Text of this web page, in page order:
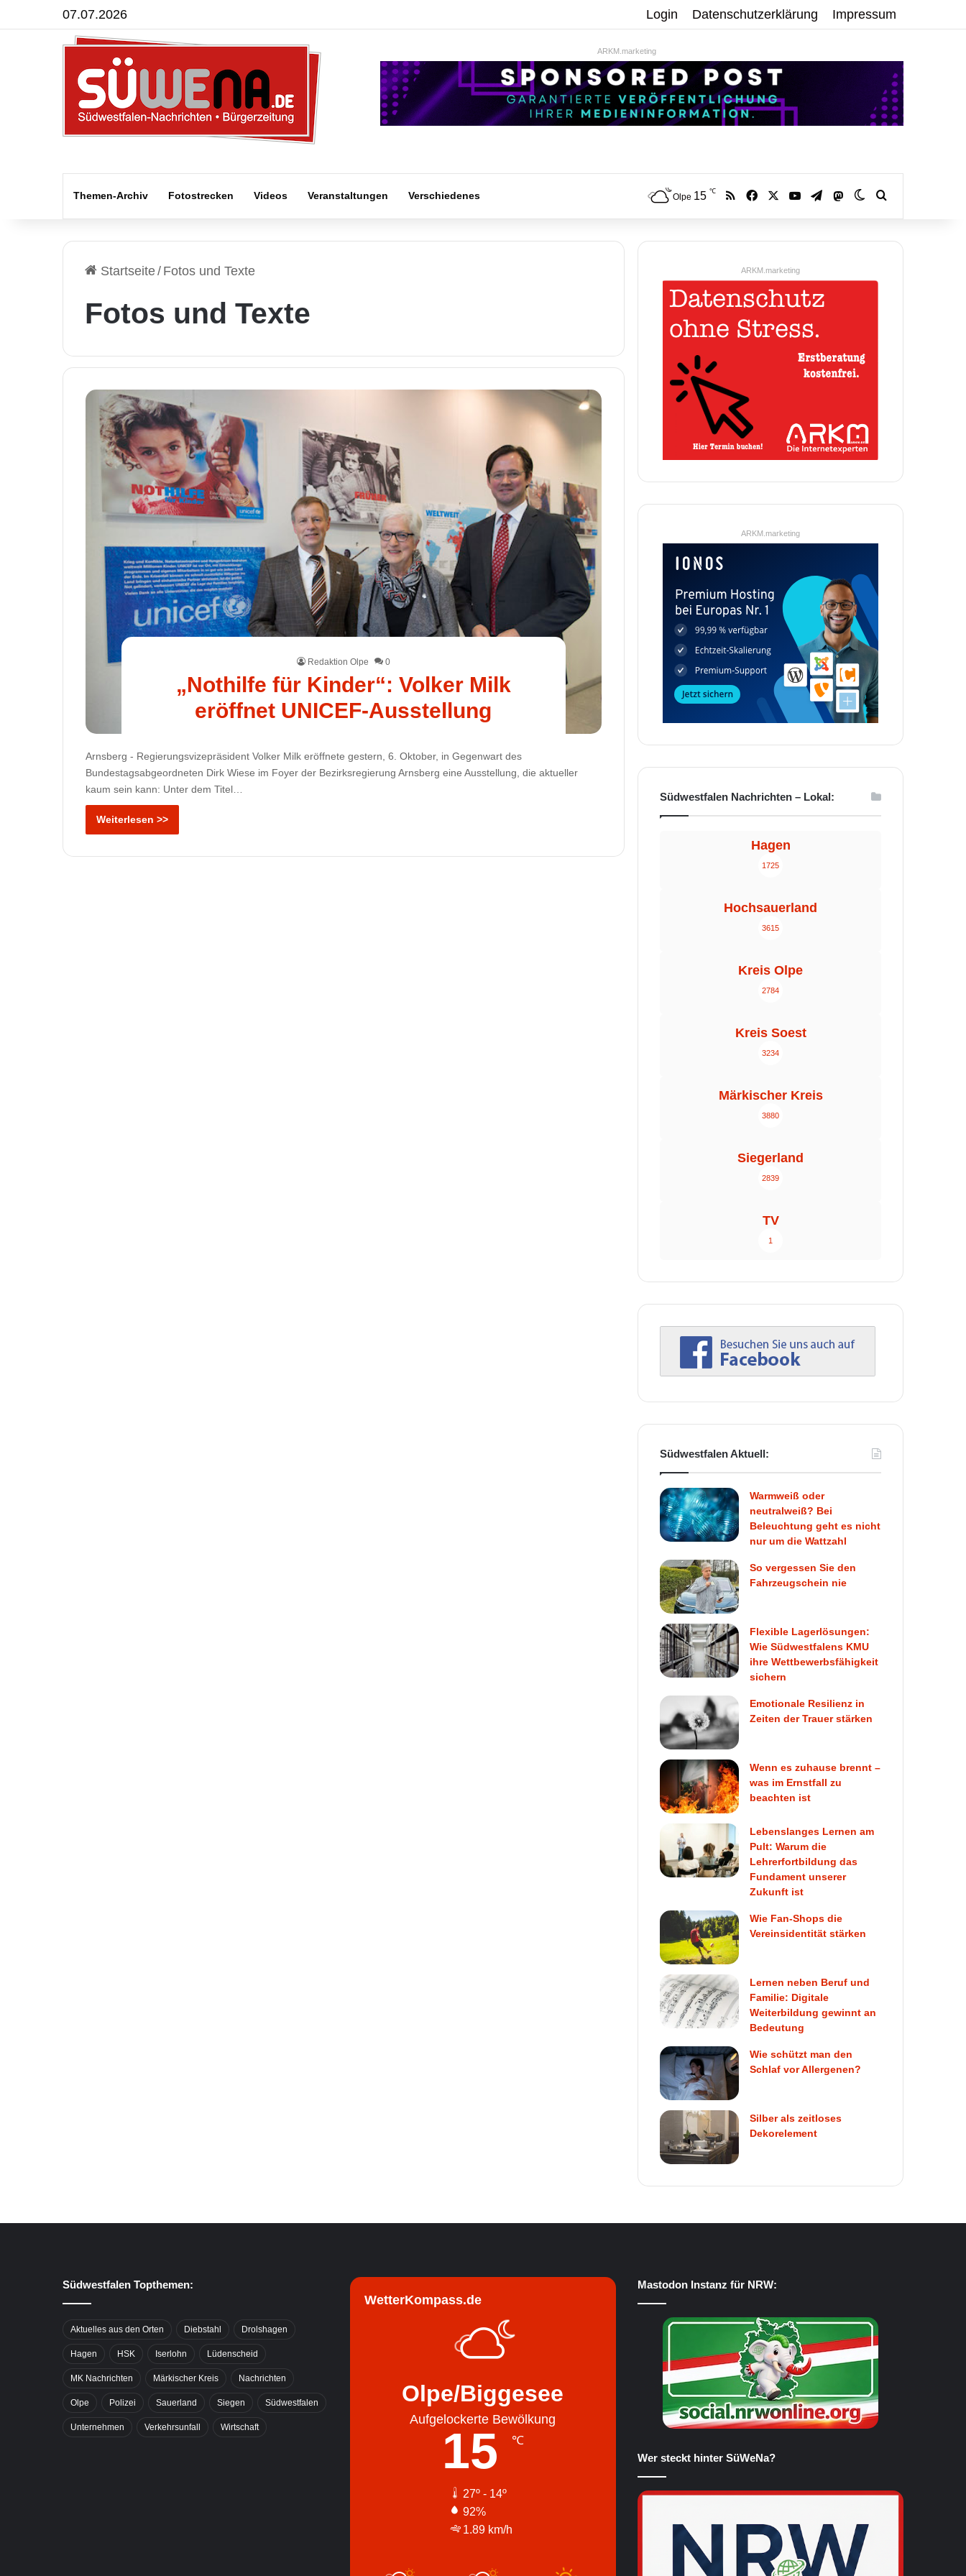
07.07.2026 Login Datenschutzerklärung Impressum
ARKM.marketing
Themen-Archiv Fotostrecken Videos Veranstaltungen Verschiedenes Olpe 15 ℃ RSS Facebook YouTubeTelegramMastodonSkin umschalten
Startseite/ Fotos und Texte
Fotos und Texte
Redaktion Olpe 0
„Nothilfe für Kinder“: Volker Milk
eröffnet UNICEF-Ausstellung
Arnsberg - Regierungsvizepräsident Volker Milk eröffnete gestern, 6. Oktober, in Gegenwart des
Bundestagsabgeordneten Dirk Wiese im Foyer der Bezirksregierung Arnsberg eine Ausstellung, die aktueller
kaum sein kann: Unter dem Titel…
Weiterlesen >>
ARKM.marketing
ARKM.marketing
Südwestfalen Nachrichten – Lokal:
Hagen
1725
Hochsauerland
3615
Kreis Olpe
2784
Kreis Soest
3234
Märkischer Kreis
3880
Siegerland
2839
TV
1
Südwestfalen Aktuell:
Warmweiß oder
neutralweiß? Bei
Beleuchtung geht es nicht
nur um die Wattzahl
So vergessen Sie den
Fahrzeugschein nie
Flexible Lagerlösungen:
Wie Südwestfalens KMU
ihre Wettbewerbsfähigkeit
sichern
Emotionale Resilienz in
Zeiten der Trauer stärken
Wenn es zuhause brennt –
was im Ernstfall zu
beachten ist
Lebenslanges Lernen am
Pult: Warum die
Lehrerfortbildung das
Fundament unserer
Zukunft ist
Wie Fan-Shops die
Vereinsidentität stärken
Lernen neben Beruf und
Familie: Digitale
Weiterbildung gewinnt an
Bedeutung
Wie schützt man den
Schlaf vor Allergenen?
Silber als zeitloses
Dekorelement
Südwestfalen Topthemen:
Aktuelles aus den Orten Diebstahl Drolshagen
Hagen HSK Iserlohn Lüdenscheid
MK Nachrichten Märkischer Kreis Nachrichten
Olpe Polizei Sauerland Siegen Südwestfalen
Unternehmen Verkehrsunfall Wirtschaft
WetterKompass.de
Olpe/Biggesee
Aufgelockerte Bewölkung
15 ℃
27º - 14º
92%
1.89 km/h
Mastodon Instanz für NRW:
Wer steckt hinter SüWeNa?